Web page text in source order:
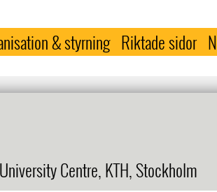
& styrning Riktade sidor
Centre, KTH, Stockholm